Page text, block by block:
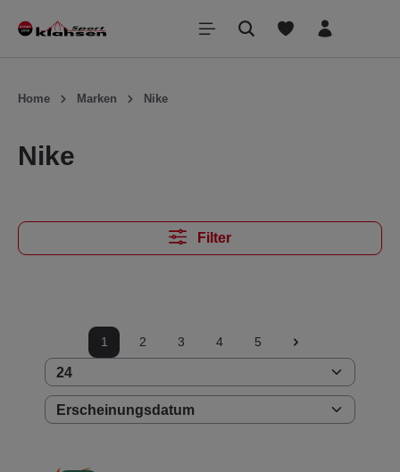
springen
Home Marken Nike
Nike
Filter
1 2 3 4 5